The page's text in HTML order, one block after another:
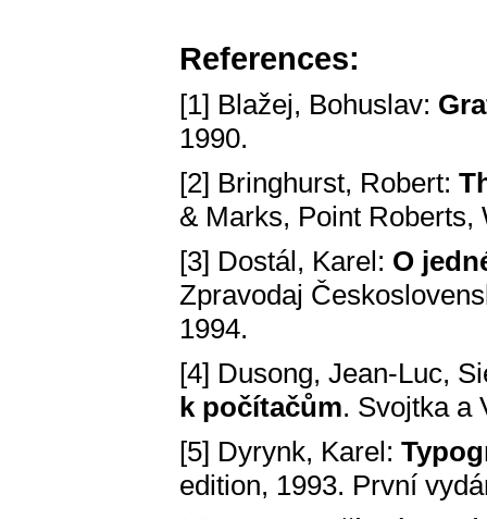
References:
[1] Blažej, Bohuslav:
1990.
[2] Bringhurst, Robert:
& Marks, Point Roberts,
[3] Dostál, Karel: O
Zpravodaj
1994.
[4] Dusong, Jean-Luc,
k počítačům. Svojtka a
[5] Dyrynk, Karel:
edition, 1993. První